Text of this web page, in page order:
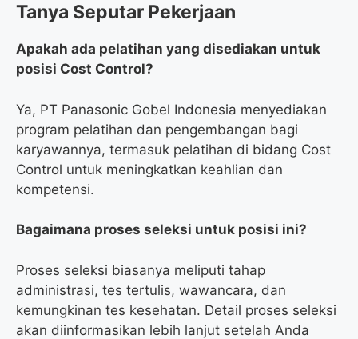
Tanya Seputar Pekerjaan
Apakah ada pelatihan yang disediakan untuk
posisi Cost Control?
Ya, PT Panasonic Gobel Indonesia menyediakan
program pelatihan dan pengembangan bagi
karyawannya, termasuk pelatihan di bidang Cost
Control untuk meningkatkan keahlian dan
kompetensi.
Bagaimana proses seleksi untuk posisi ini?
Proses seleksi biasanya meliputi tahap
administrasi, tes tertulis, wawancara, dan
kemungkinan tes kesehatan. Detail proses seleksi
akan diinformasikan lebih lanjut setelah Anda